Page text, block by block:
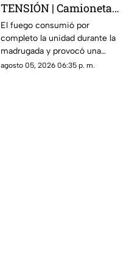
TENSIÓN | Camioneta
termina calcinada
sobre avenida
Constituyentes; así se
vivió el momento
El fuego consumió por
completo la unidad durante la
madrugada y provocó una
intensa movilización en una de
agosto 05, 2026 06:35 p. m.